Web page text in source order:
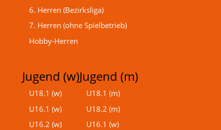
6. Herren (Bezirksliga)
7. Herren (ohne Spielbetrieb)
Hobby-Herren
Jugend (w)
U18.1 (w)
U16.1 (w)
U16.2 (w)
Jugend (m)
U18.1 (m)
U18.2 (m)
U16.1 (w)